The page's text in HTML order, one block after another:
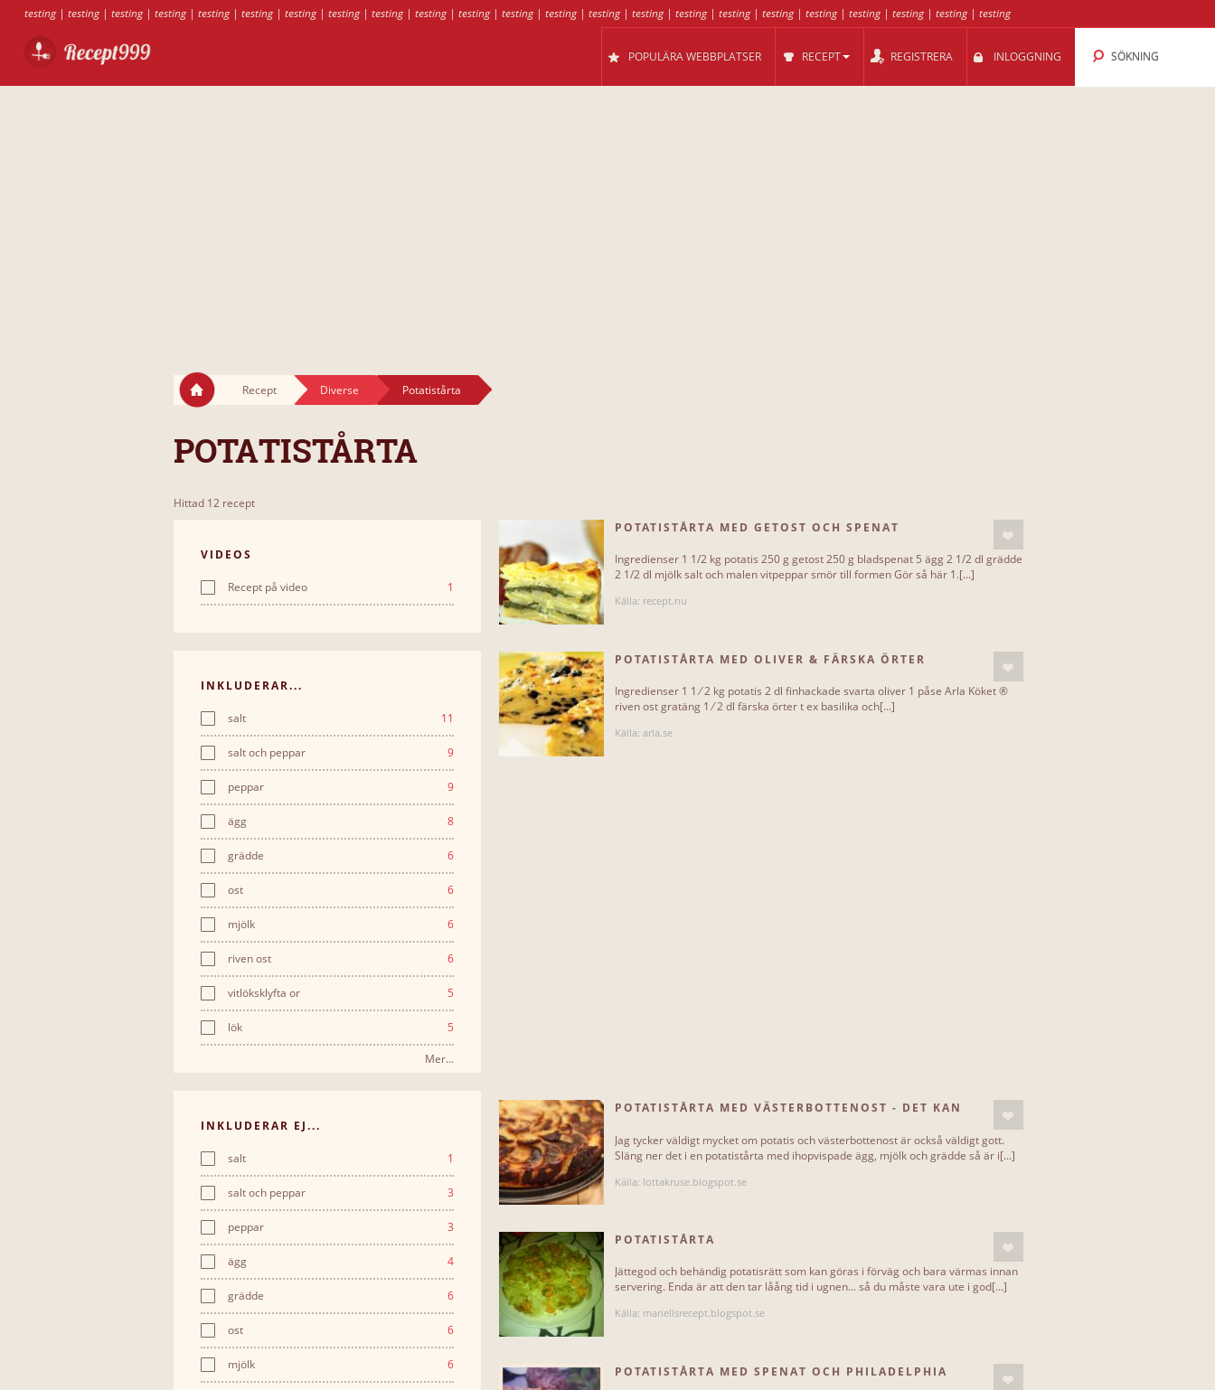
testing| testing| testing| testing| testing| testing| testing| testing| testing| testing| testing| testing| testing| testing| testing| testing| testing| testing| testing| testing| testing| testing| testing
POPULÄRA WEBBPLATSER RECEPT REGISTRERA INLOGGNING SÖKNING
Recept Diverse Potatistårta
POTATISTÅRTA
Hittad 12 recept
VIDEOS
Recept på video 1
INKLUDERAR...
salt 11
salt och peppar 9
peppar 9
ägg 8
grädde 6
ost 6
mjölk 6
riven ost 6
vitlöksklyfta or 5
lök 5
Mer...
INKLUDERAR EJ...
salt 1
salt och peppar 3
peppar 3
ägg 4
grädde 6
ost 6
mjölk 6
POTATISTÅRTA MED GETOST OCH SPENAT
Ingredienser 1 1/2 kg potatis 250 g getost 250 g bladspenat 5 ägg 2 1/2 dl grädde
2 1/2 dl mjölk salt och malen vitpeppar smör till formen Gör så här 1.[...]
Källa: recept.nu
POTATISTÅRTA MED OLIVER & FÄRSKA ÖRTER
Ingredienser 1 1 ⁄ 2 kg potatis 2 dl finhackade svarta oliver 1 påse Arla Köket ®
riven ost gratäng 1 ⁄ 2 dl färska örter t ex basilika och[...]
Källa: arla.se
POTATISTÅRTA MED VÄSTERBOTTENOST - DET KAN
Jag tycker väldigt mycket om potatis och västerbottenost är också väldigt gott.
Släng ner det i en potatistårta med ihopvispade ägg, mjölk och grädde så är i[...]
Källa: lottakruse.blogspot.se
POTATISTÅRTA
Jättegod och behändig potatisrätt som kan göras i förväg och bara värmas innan
servering. Enda är att den tar låång tid i ugnen... så du måste vara ute i god[...]
Källa: mariellsrecept.blogspot.se
POTATISTÅRTA MED SPENAT OCH PHILADELPHIA